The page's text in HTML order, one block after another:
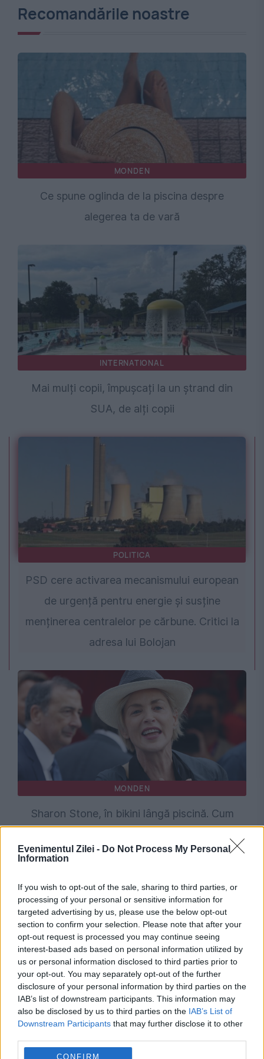
Evenimentul Zilei - Do Not Process My Personal
Information
If you wish to opt-out of the sale, sharing to third parties, or
processing of your personal or sensitive information for
targeted advertising by us, please use the below opt-out
section to confirm your selection. Please note that after your
opt-out request is processed you may continue seeing
interest-based ads based on personal information utilized by
us or personal information disclosed to third parties prior to
your opt-out. You may separately opt-out of the further
disclosure of your personal information by third parties on the
IAB’s list of downstream participants. This information may
also be disclosed by us to third parties on the IAB’s List of
Downstream Participants that may further disclose it to other
CONFIRM
Recomandările noastre
MONDEN
Ce spune oglinda de la piscina despre
alegerea ta de vară
INTERNATIONAL
Mai mulți copii, împușcați la un ștrand din
SUA, de alți copii
POLITICA
PSD cere activarea mecanismului european
de urgență pentru energie și susține
menținerea centralelor pe cărbune. Critici la
adresa lui Bolojan
MONDEN
Sharon Stone, în bikini lângă piscină. Cum
Stiri calde